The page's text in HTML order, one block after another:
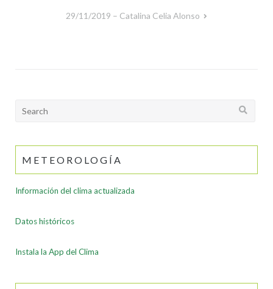
29/11/2019 – Catalina Celia Alonso
Search
METEOROLOGÍA
Información del clima actualizada
Datos históricos
Instala la App del Clima